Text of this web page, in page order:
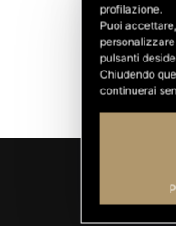
profilazione.
Puoi
pulsanti
Chiudendo
continuerai